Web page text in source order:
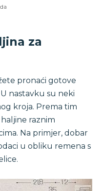
za
pronaći gotove
nastavku su neki
kroja. Prema tim
raznim
Na primjer, dobar
u obliku remena s